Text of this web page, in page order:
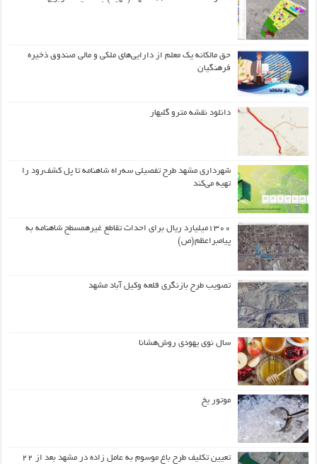
حق مالکانه یک معلم از دارایی‌های ملکی و مالی صندوق ذخیره
فرهنگیان
دانلود نقشه مترو گلبهار
شهرداری مشهد طرح تفصیلی سه‌راه شاهنامه تا پل کشف‌رود را
تهیه می‌کند
۱۳۰۰میلیارد ریال برای احداث تقاطع غیرهمسطح شاهنامه به
پیامبراعظم(ص)
تصویب طرح بازنگری قلعه وکیل آباد مشهد
سال نوی یهودی روش‌هشانا
موتور یخ
تعیین تکلیف طرح باغ موسوم به عامل زاده در مشهد بعد از ۲۲